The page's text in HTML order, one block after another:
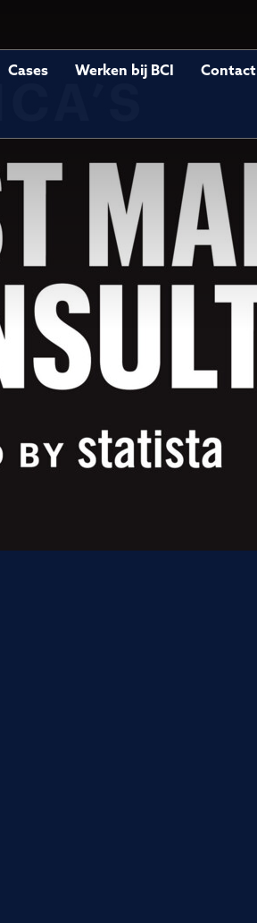
Cases Werken bij BCI Contact